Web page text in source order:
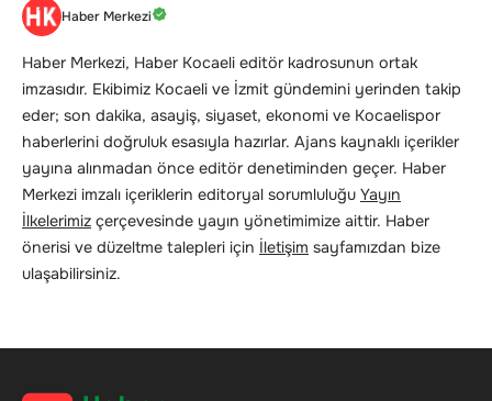
Haber Merkezi
Haber Merkezi, Haber Kocaeli editör kadrosunun ortak
imzasıdır. Ekibimiz Kocaeli ve İzmit gündemini yerinden takip
eder; son dakika, asayiş, siyaset, ekonomi ve Kocaelispor
haberlerini doğruluk esasıyla hazırlar. Ajans kaynaklı içerikler
yayına alınmadan önce editör denetiminden geçer. Haber
Merkezi imzalı içeriklerin editoryal sorumluluğu Yayın
İlkelerimiz çerçevesinde yayın yönetimimize aittir. Haber
önerisi ve düzeltme talepleri için İletişim sayfamızdan bize
ulaşabilirsiniz.